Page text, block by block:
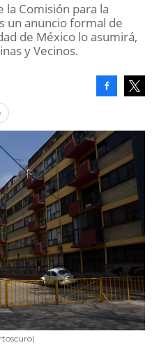
la Comisión para la
un anuncio formal de
de México lo asumirá,
y Vecinos.
)